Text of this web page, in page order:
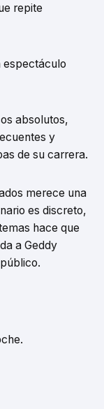
repite
espectáculo
absolutos,
y
de su carrera.
merece una
es discreto,
hace que
a Geddy